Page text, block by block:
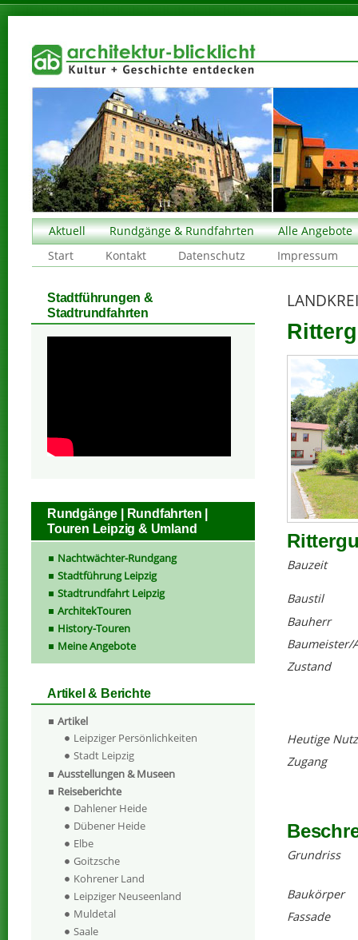
Aktuell Rundgänge & Rundfahrten
Alle Angebote
Start
Kontakt Datenschutz Impressum
Bauzeit
Baustil
Bauherr
Baumeister/
Zustand
Heutige
Zugang
Grundriss
Baukörper
Fassade
Stadtführungen &
Stadtrundfahrten
Rundgänge | Rundfahrten |
Touren Leipzig & Umland
Nachtwächter-Rundgang
Stadtführung Leipzig
Stadtrundfahrt Leipzig
ArchitekTouren
History-Touren
Meine Angebote
Artikel & Berichte
Artikel
Leipziger Persönlichkeiten
Stadt Leipzig
Ausstellungen & Museen
Reiseberichte
Dahlener Heide
Dübener Heide
Elbe
Goitzsche
Kohrener Land
Leipziger Neuseenland
Muldetal
Saale